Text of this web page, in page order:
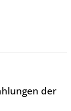
der